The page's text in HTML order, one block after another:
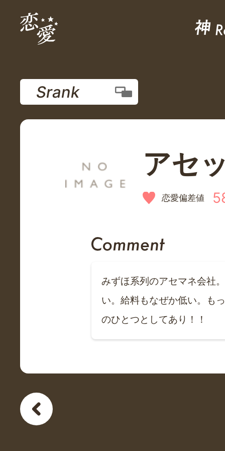
アセ
恋愛偏差値
Srank
みずほ系列のアセマネ会社
い。給料もなぜか低い。も
のひとつとしてあり！！